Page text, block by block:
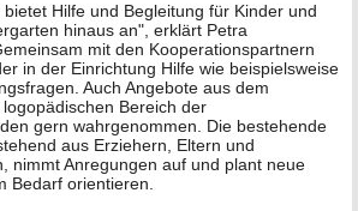
Hilfe und Begleitung für Kinder und
hinaus an", erklärt Petra
mit den Kooperationspartnern
in der Einrichtung Hilfe wie beispielsweise
Auch Angebote aus dem
Bereich der
gern wahrgenommen. Die bestehende
aus Erziehern, Eltern und
nimmt Anregungen auf und plant neue
Bedarf orientieren.